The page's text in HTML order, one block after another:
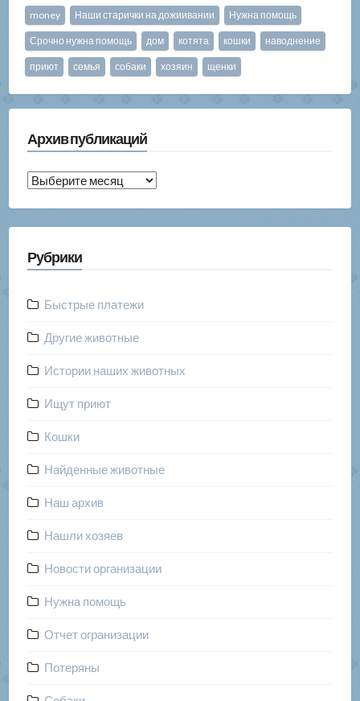
money Наши старички на дожиивании Нужна помощь
Срочно нужна помощь дом котята кошки наводнение
приют семья собаки хозяин щенки
Архив публикаций
Архив
Рубрики
Быстрые платежи
Другие животные
Истории наших животных
Ищут приют
Кошки
Найденные животные
Наш архив
Нашли хозяев
Новости организации
Нужна помощь
Отчет огранизации
Потеряны